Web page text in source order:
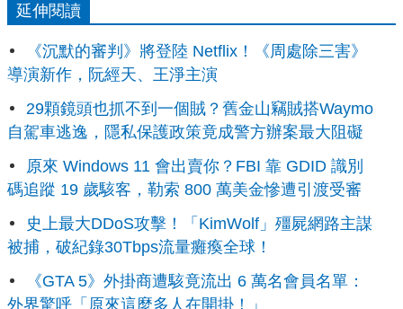
延伸閱讀
《沉默的審判》將登陸 Netflix！《周處除三害》
導演新作，阮經天、王淨主演
29顆鏡頭也抓不到一個賊？舊金山竊賊搭Waymo
自駕車逃逸，隱私保護政策竟成警方辦案最大阻礙
原來 Windows 11 會出賣你？FBI 靠 GDID 識別
碼追蹤 19 歲駭客，勒索 800 萬美金慘遭引渡受審
史上最大DDoS攻擊！「KimWolf」殭屍網路主謀
被捕，破紀錄30Tbps流量癱瘓全球！
《GTA 5》外掛商遭駭竟流出 6 萬名會員名單：
外界驚呼「原來這麼多人在開掛！」